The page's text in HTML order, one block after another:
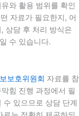
와 활용 범위를 확인
자료가 필요한지, 어
상담 후 처리 방식은
수 있습니다.
보호위원회 자료를 참
힘 진행 과정에서 필
있으므로 상담 단계